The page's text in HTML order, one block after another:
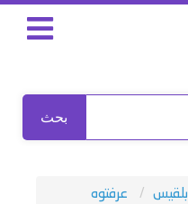
بحث
بلقيس عرفتوه